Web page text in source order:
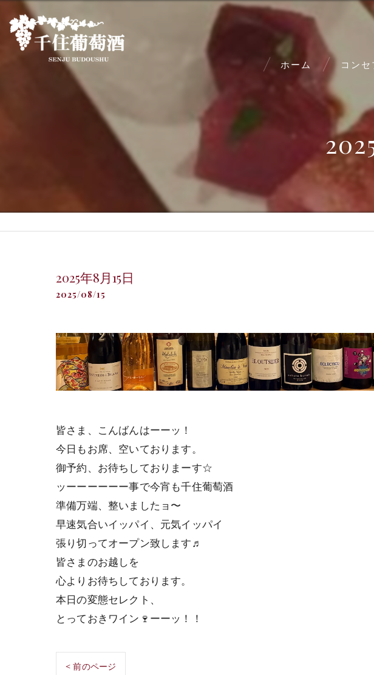
ホーム コンセ
2025年8月15日
2025/08/15
皆さま、こんばんはーーッ！
今日もお席、空いております。
御予約、お待ちしておりまーす☆
ッーーーーーー事で今宵も千住葡萄酒
準備万端、整いましたョ〜
早速気合いイッパイ、元気イッパイ
張り切ってオープン致します♬
皆さまのお越しを
心よりお待ちしております。
本日の変態セレクト、
とっておきワイン🍷ーーッ！！
< 前のページ